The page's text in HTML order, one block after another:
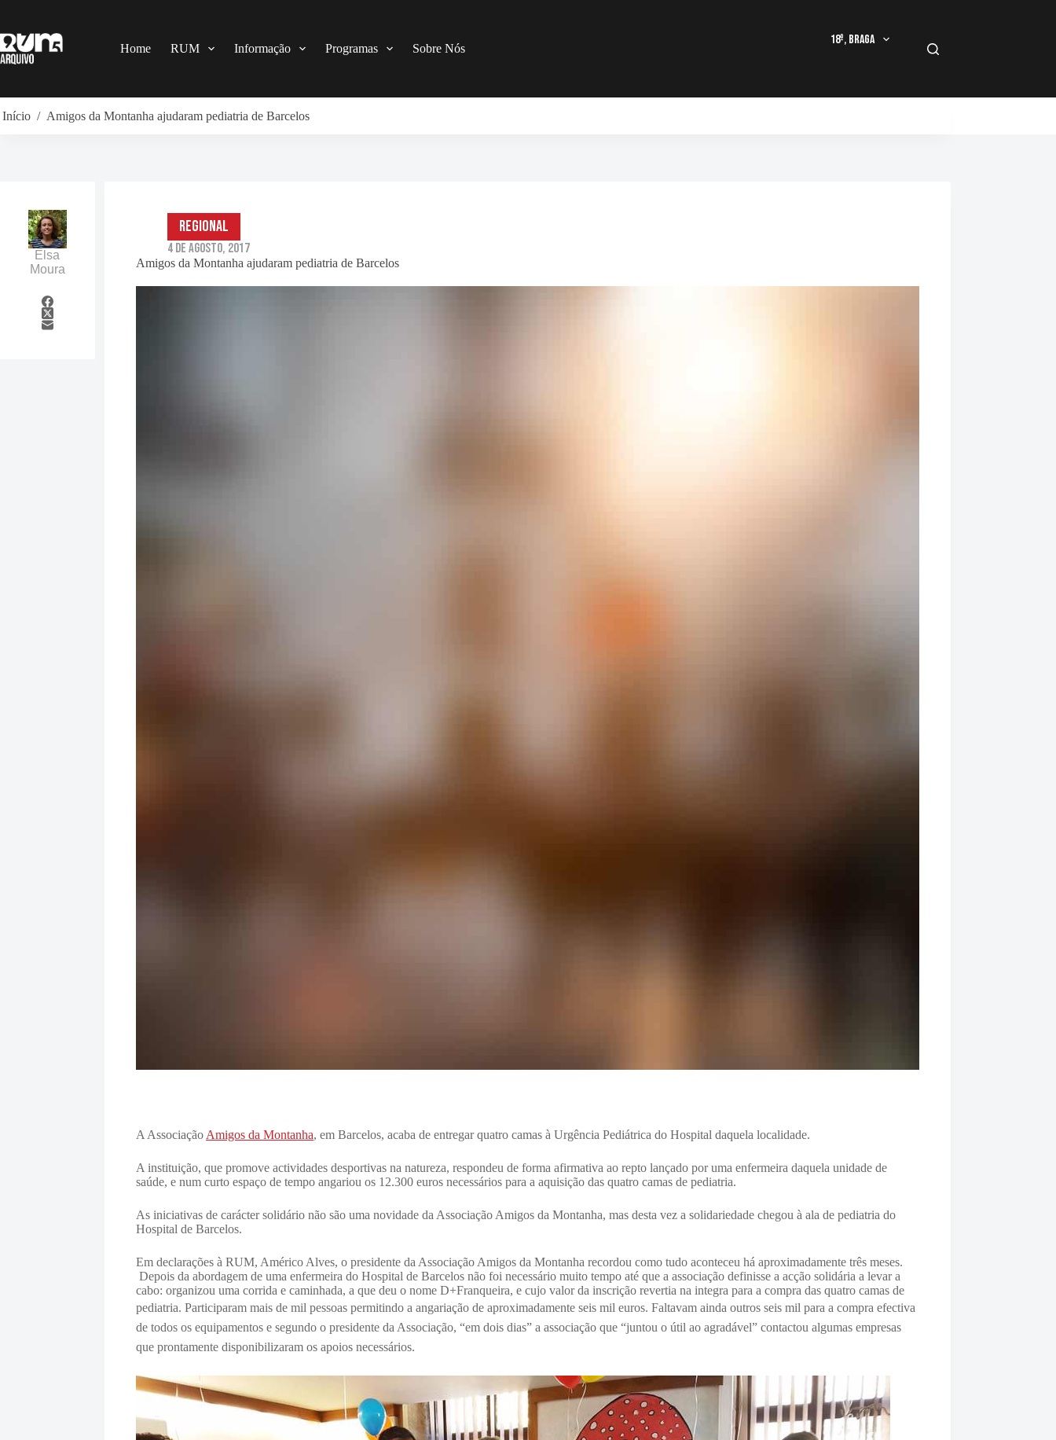
o
conteúdo
Home RUM Informação Programas Sobre Nós
18º, Braga
Início / Amigos da Montanha ajudaram pediatria de Barcelos
Amigos da Montanha ajudaram pediatria de Barcelos
Regional
4 de Agosto, 2017
A Associação Amigos da Montanha, em Barcelos, acaba de entregar quatro camas à Urgência Pediátrica do Hospital daquela localidade.
A instituição, que promove actividades desportivas na natureza, respondeu de forma afirmativa ao repto lançado por uma enfermeira daquela unidade de
saúde, e num curto espaço de tempo angariou os 12.300 euros necessários para a aquisição das quatro camas de pediatria.
As iniciativas de carácter solidário não são uma novidade da Associação Amigos da Montanha, mas desta vez a solidariedade chegou à ala de pediatria do
Hospital de Barcelos.
Em declarações à RUM, Américo Alves, o presidente da Associação Amigos da Montanha recordou como tudo aconteceu há aproximadamente três meses.
Depois da abordagem de uma enfermeira do Hospital de Barcelos não foi necessário muito tempo até que a associação definisse a acção solidária a levar a
cabo: organizou uma corrida e caminhada, a que deu o nome D+Franqueira, e cujo valor da inscrição revertia na integra para a compra das quatro camas de
pediatria. Participaram mais de mil pessoas permitindo a angariação de aproximadamente seis mil euros.Faltavam ainda outros seis mil para a compra efectiva
de todos os equipamentos e segundo o presidente da Associação, “em dois dias” a associação que “juntou o útil ao agradável” contactou algumas empresas
que prontamente disponibilizaram os apoios necessários.
Elsa
Moura